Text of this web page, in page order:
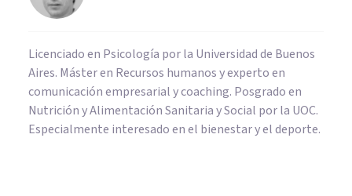
Licenciado en Psicología por la Universidad de Buenos
Aires. Máster en Recursos humanos y experto en
comunicación empresarial y coaching. Posgrado en
Nutrición y Alimentación Sanitaria y Social por la UOC.
Especialmente interesado en el bienestar y el deporte.